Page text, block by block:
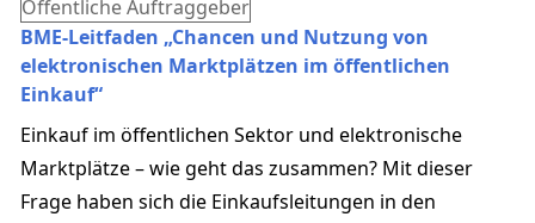
Öffentliche Auftraggeber
BME-Leitfaden „Chancen und Nutzung von
elektronischen Marktplätzen im öffentlichen
Einkauf“
Einkauf im öffentlichen Sektor und elektronische
Marktplätze – wie geht das zusammen? Mit dieser
Frage haben sich die Einkaufsleitungen in den